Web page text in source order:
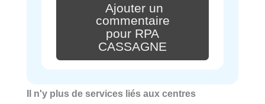
Ajouter un
commentaire
pour RPA
CASSAGNE
Il n'y plus de services liés aux centres